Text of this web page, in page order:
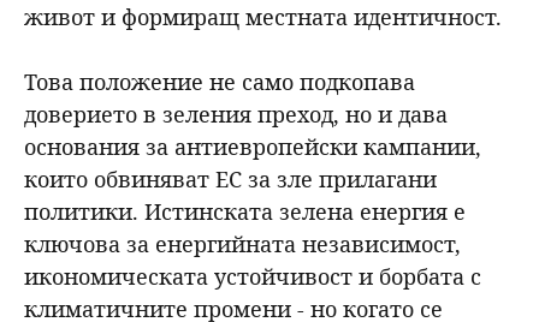
живот и формиращ местната идентичност.
Това положение не само подкопава
доверието в зеления преход, но и дава
основания за антиевропейски кампании,
които обвиняват ЕС за зле прилагани
политики. Истинската зелена енергия е
ключова за енергийната независимост,
икономическата устойчивост и борбата с
климатичните промени - но когато се